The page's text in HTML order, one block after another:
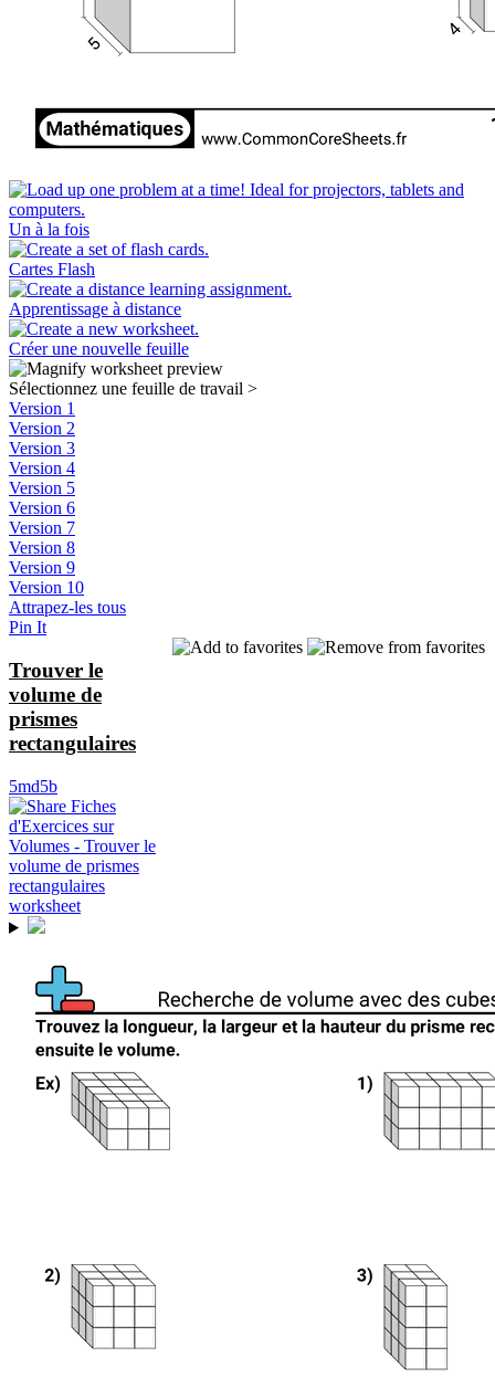
Un à la fois
Cartes Flash
Apprentissage à distance
Créer une nouvelle feuille
Sélectionnez une feuille de travail >
Version 1
Version 2
Version 3
Version 4
Version 5
Version 6
Version 7
Version 8
Version 9
Version 10
Attrapez-les tous
Pin It
Trouver le
volume de
prismes
rectangulaires
5md5b